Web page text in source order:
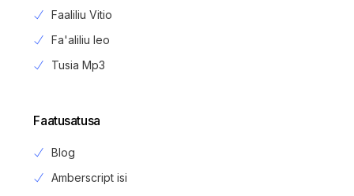
Faaliliu Vitio
Fa'aliliu leo
Tusia Mp3
Faatusatusa
Blog
Amberscript isi